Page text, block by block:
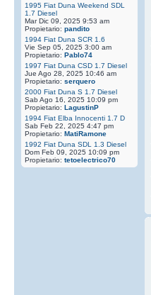
1995 Fiat Duna Weekend SDL
1.7 Diesel
Mar Dic 09, 2025 9:53 am
Propietario: pandito
1994 Fiat Duna SCR 1.6
Vie Sep 05, 2025 3:00 am
Propietario: Pablo74
1997 Fiat Duna CSD 1.7 Diesel
Jue Ago 28, 2025 10:46 am
Propietario: serquero
2000 Fiat Duna S 1.7 Diesel
Sab Ago 16, 2025 10:09 pm
Propietario: LagustinP
1994 Fiat Elba Innocenti 1.7 D
Sab Feb 22, 2025 4:47 pm
Propietario: MatiRamone
1992 Fiat Duna SDL 1.3 Diesel
Dom Feb 09, 2025 10:09 pm
Propietario: tetoelectrico70